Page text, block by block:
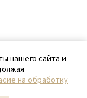
нашего сайта и
на обработку